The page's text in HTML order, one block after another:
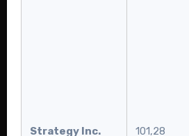
Strategy Inc.
101,28